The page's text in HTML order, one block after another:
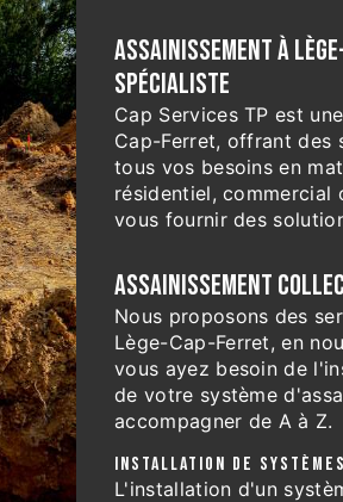
ASSAINISSEMENT À
SPÉCIALISTE
Cap Services TP est
Cap-Ferret, offrant des
tous vos besoins en
résidentiel, commercial
vous fournir des
ASSAINISSEMENT
Nous proposons des
Lège-Cap-Ferret, en
vous ayez besoin de
de votre système
accompagner de A à Z.
INSTALLATION DE
L'installation d'un